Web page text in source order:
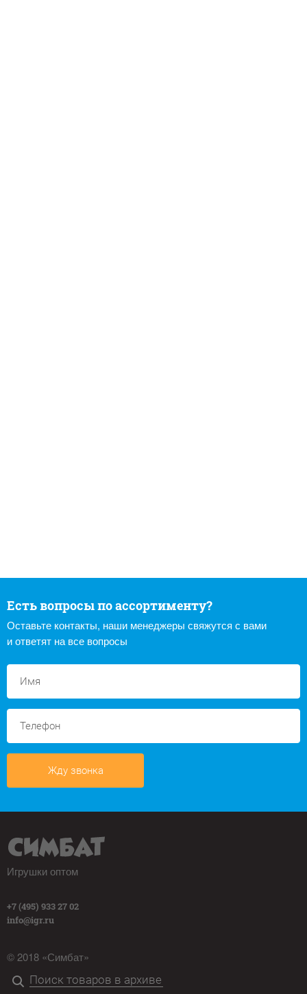
Есть вопросы по ассортименту?
Оставьте контакты, наши менеджеры свяжутся с вами
и ответят на все вопросы
Жду звонка
Игрушки оптом
+7 (495) 933 27 02
info@igr.ru
© 2018 «Симбат»